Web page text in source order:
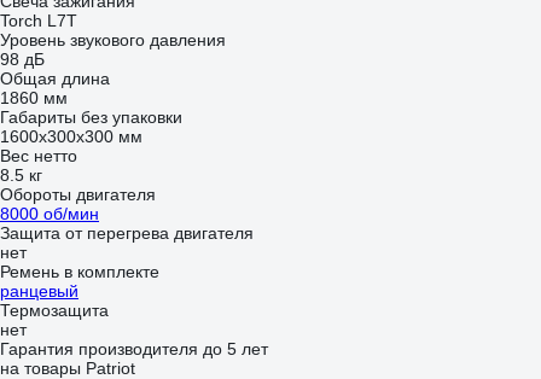
Torch L7T
Уровень звукового давления
98 дБ
Общая длина
1860 мм
Габариты без упаковки
1600х300х300 мм
Вес нетто
8.5 кг
Обороты двигателя
8000 об/мин
Защита от перегрева двигателя
нет
Ремень в комплекте
ранцевый
Термозащита
нет
Гарантия производителя до 5 лет
на товары Patriot